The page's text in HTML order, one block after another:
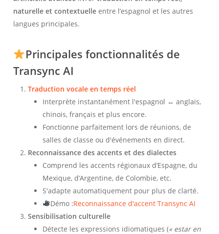
naturelle et contextuelleentre l’espagnol et les autres
langues principales.
Principales fonctionnalités de
Transync AI
Traduction vocale en temps réel
Interprète instantanément l'espagnol ↔ anglais,
chinois, français et plus encore.
Fonctionne parfaitement lors de réunions, de
salles de classe ou d'événements en direct.
Reconnaissance des accents et des dialectes
Comprend les accents régionaux d’Espagne, du
Mexique, d’Argentine, de Colombie, etc.
S'adapte automatiquement pour plus de clarté.
Démo :Reconnaissance d'accent Transync AI
Sensibilisation culturelle
Détecte les expressions idiomatiques (« estar en